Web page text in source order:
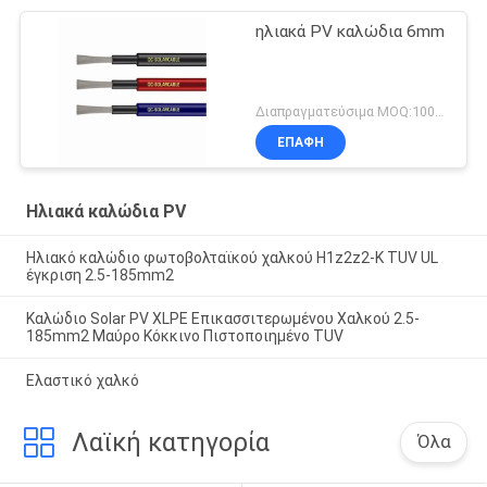
ηλιακά PV καλώδια 6mm
ΕΠΑΦΉ
Ηλιακά καλώδια PV
Ηλιακό καλώδιο φωτοβολταϊκού χαλκού H1z2z2-K TUV UL
έγκριση 2.5-185mm2
Καλώδιο Solar PV XLPE Επικασσιτερωμένου Χαλκού 2.5-
185mm2 Μαύρο Κόκκινο Πιστοποιημένο TUV
Ελαστικό χαλκό
Λαϊκή κατηγορία Όλα